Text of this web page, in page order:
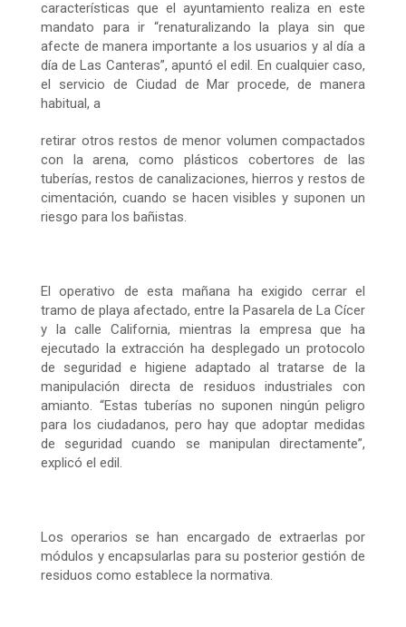
características que el ayuntamiento realiza en este
mandato para ir “renaturalizando la playa sin que
afecte de manera importante a los usuarios y al día a
día de Las Canteras”, apuntó el edil. En cualquier caso,
el servicio de Ciudad de Mar procede, de manera
habitual, a
retirar otros restos de menor volumen compactados
con la arena, como plásticos cobertores de las
tuberías, restos de canalizaciones, hierros y restos de
cimentación, cuando se hacen visibles y suponen un
riesgo para los bañistas.
El operativo de esta mañana ha exigido cerrar el
tramo de playa afectado, entre la Pasarela de La Cícer
y la calle California, mientras la empresa que ha
ejecutado la extracción ha desplegado un protocolo
de seguridad e higiene adaptado al tratarse de la
manipulación directa de residuos industriales con
amianto. “Estas tuberías no suponen ningún peligro
para los ciudadanos, pero hay que adoptar medidas
de seguridad cuando se manipulan directamente”,
explicó el edil.
Los operarios se han encargado de extraerlas por
módulos y encapsularlas para su posterior gestión de
residuos como establece la normativa.